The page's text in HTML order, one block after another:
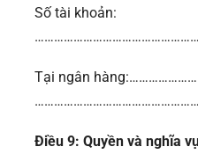
Số tài khoản:
Tại ngân
Điều 9: Quyền và nghĩa